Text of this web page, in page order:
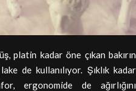
platin kadar öne çıkan bakırın
de kullanılıyor. Şıklık kadar
ergonomide de ağırlığını